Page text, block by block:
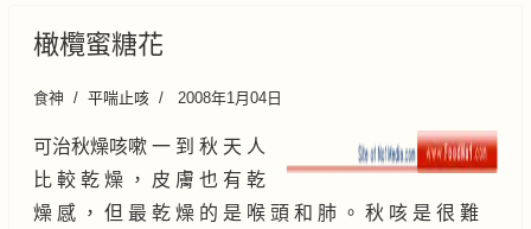
橄欖蜜糖花
食神 平喘止咳 2008年1月04日
可治秋燥咳嗽 一 到 秋 天 人
比 較 乾 燥 ， 皮 膚 也 有 乾
燥 感 ， 但 最 乾 燥 的 是 喉 頭 和 肺 。 秋 咳 是 很 難